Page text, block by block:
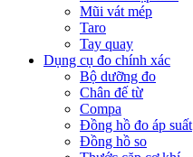
Mũi vát mép
Taro
Tay quay
Dụng cụ đo chính xác
Bộ dưỡng đo
Chân đế từ
Compa
Đồng hồ đo áp suất
Đồng hồ so